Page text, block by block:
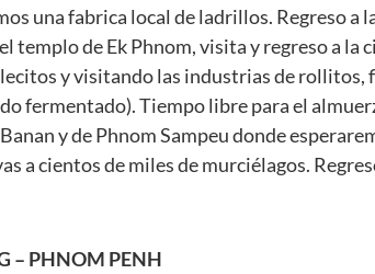
una fabrica local de ladrillos. Regreso a
templo de Ek Phnom, visita y regreso a
y visitando las industrias de rollitos,
fermentado). Tiempo libre para el
y de Phnom Sampeu donde
a cientos de miles de murciélagos.
– PHNOM PENH